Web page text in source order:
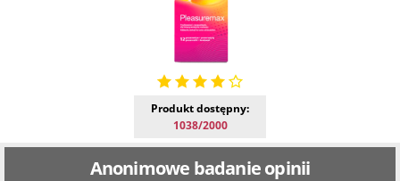
Produkt dostępny:
1038/2000
Anonimowe badanie opinii